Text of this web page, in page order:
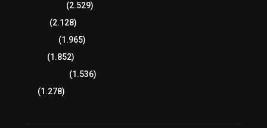
(2.529)
(2.128)
(1.965)
(1.852)
(1.536)
(1.278)